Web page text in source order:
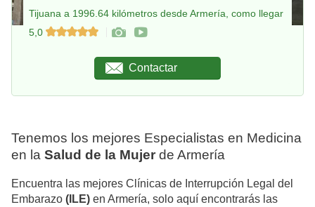
Tijuana a 1996.64 kilómetros desde Armería, como llegar
5,0
Contactar
Tenemos los mejores Especialistas en Medicina
en la Salud de la Mujer de Armería
Encuentra las mejores Clínicas de Interrupción Legal del
Embarazo (ILE) en Armería, solo aquí encontrarás las